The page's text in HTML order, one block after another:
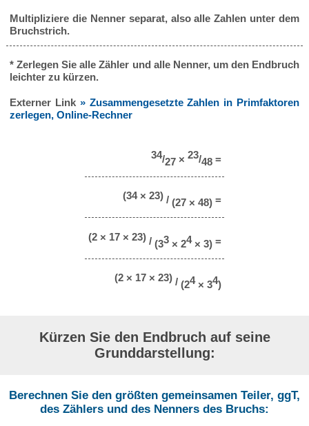
Multipliziere die Nenner separat, also alle Zahlen unter dem
Bruchstrich.
* Zerlegen Sie alle Zähler und alle Nenner, um den Endbruch
leichter zu kürzen.
Externer Link » Zusammengesetzte Zahlen in Primfaktoren
zerlegen, Online-Rechner
34/27× 23/48=
(34 × 23)/ (27 × 48)=
(2 × 17 × 23)/ (33× 24× 3)=
(2 × 17 × 23)/ (24× 34)
Kürzen Sie den Endbruch auf seine
Grunddarstellung:
Berechnen Sie den größten gemeinsamen Teiler, ggT,
des Zählers und des Nenners des Bruchs: